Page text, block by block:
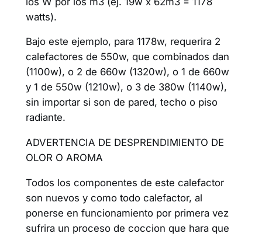
watts).
Bajo este ejemplo, para 1178w, requerira 2
calefactores de 550w, que combinados dan
(1100w), o 2 de 660w (1320w), o 1 de 660w
y 1 de 550w (1210w), o 3 de 380w (1140w),
sin importar si son de pared, techo o piso
radiante.
ADVERTENCIA DE DESPRENDIMIENTO DE
OLOR O AROMA
Todos los componentes de este calefactor
son nuevos y como todo calefactor, al
ponerse en funcionamiento por primera vez
sufrira un proceso de coccion que hara que